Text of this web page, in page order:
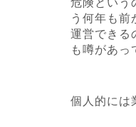
危険という
う何年も
運営できる
も噂があっ
個人的には